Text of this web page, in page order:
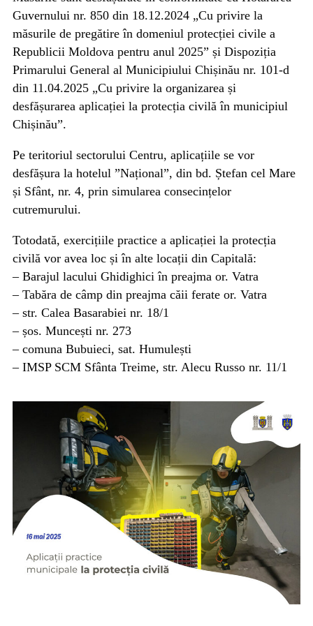
Guvernului nr. 850 din 18.12.2024 „Cu privire la
măsurile de pregătire în domeniul protecției civile a
Republicii Moldova pentru anul 2025” și Dispoziția
Primarului General al Municipiului Chișinău nr. 101-d
din 11.04.2025 „Cu privire la organizarea și
desfășurarea aplicației la protecția civilă în municipiul
Chișinău”.
Pe teritoriul sectorului Centru, aplicațiile se vor
desfășura la hotelul ”Național”, din bd. Ștefan cel Mare
și Sfânt, nr. 4, prin simularea consecințelor
cutremurului.
Totodată, exercițiile practice a aplicației la protecția
civilă vor avea loc și în alte locații din Capitală:
– Barajul lacului Ghidighici în preajma or. Vatra
– Tabăra de câmp din preajma căii ferate or. Vatra
– str. Calea Basarabiei nr. 18/1
– șos. Muncești nr. 273
– comuna Bubuieci, sat. Humulești
– IMSP SCM Sfânta Treime, str. Alecu Russo nr. 11/1